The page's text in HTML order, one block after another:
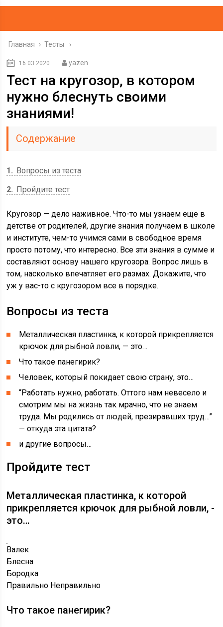
Главная › Тесты
16.03.2020 yazen
Тест на кругозор, в котором
нужно блеснуть своими
знаниями!
Содержание
1
Вопросы из теста
2
Пройдите тест
Кругозор — дело наживное. Что-то мы узнаем еще в
детстве от родителей, другие знания получаем в школе
и институте, чем-то учимся сами в свободное время
просто потому, что интересно. Все эти знания в сумме и
составляют основу нашего кругозора. Вопрос лишь в
том, насколько впечатляет его размах. Докажите, что
уж у вас-то с кругозором все в порядке.
Вопросы из теста
Металлическая пластинка, к которой прикрепляется
крючок для рыбной ловли, — это…
Что такое панегирик?
Человек, который покидает свою страну, это…
“Работать нужно, работать. Оттого нам невесело и
смотрим мы на жизнь так мрачно, что не знаем
труда. Мы родились от людей, презиравших труд…”
— откуда эта цитата?
и другие вопросы…
Пройдите тест
Металлическая пластинка, к которой
прикрепляется крючок для рыбной ловли, -
это…
Валек
Блесна
Бородка
Правильно Неправильно
Что такое панегирик?